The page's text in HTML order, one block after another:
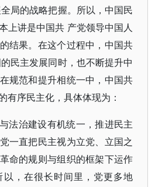
局的战略把握。所以，中国民
上讲是中国共 产党领导中国人
结果。在这个过程中，中国共
民主发展同时，也不断提升中
规范和提升相统一中，中国共
有序民主化，具体体现为：
法治建设有机统一，推进民主
一直把民主视为立党、立国之
命的规则与组织的框架下运作
，在很长时间里，党更多地